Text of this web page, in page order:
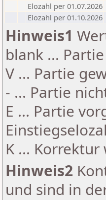
Elozahl per 01.07.2026
Elozahl per 01.10.2026
Hinweis1
blank ...
V ... Partie
- ... Partie
E ... Partie
K ...
Hinweis2
und sind in